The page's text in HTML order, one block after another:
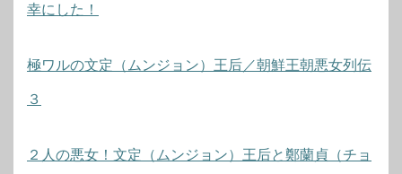
幸にした！
極ワルの文定（ムンジョン）王后／朝鮮王朝悪女列伝
３
２人の悪女！文定（ムンジョン）王后と鄭蘭貞（チョ